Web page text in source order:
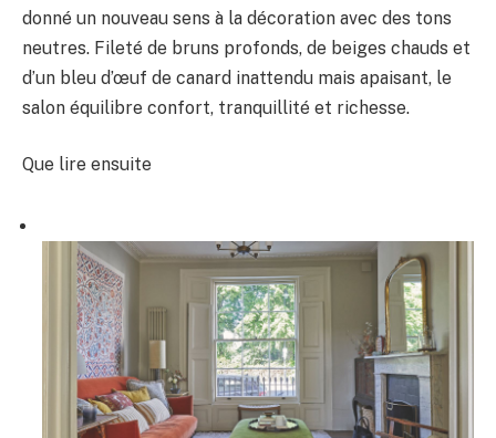
donné un nouveau sens à la décoration avec des tons
neutres. Fileté de bruns profonds, de beiges chauds et
d’un bleu d’œuf de canard inattendu mais apaisant, le
salon équilibre confort, tranquillité et richesse.
Que lire ensuite